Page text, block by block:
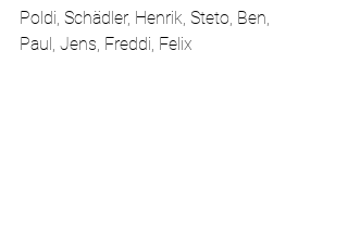
Poldi, Schädler, Henrik, Steto, Ben,
Paul, Jens, Freddi, Felix